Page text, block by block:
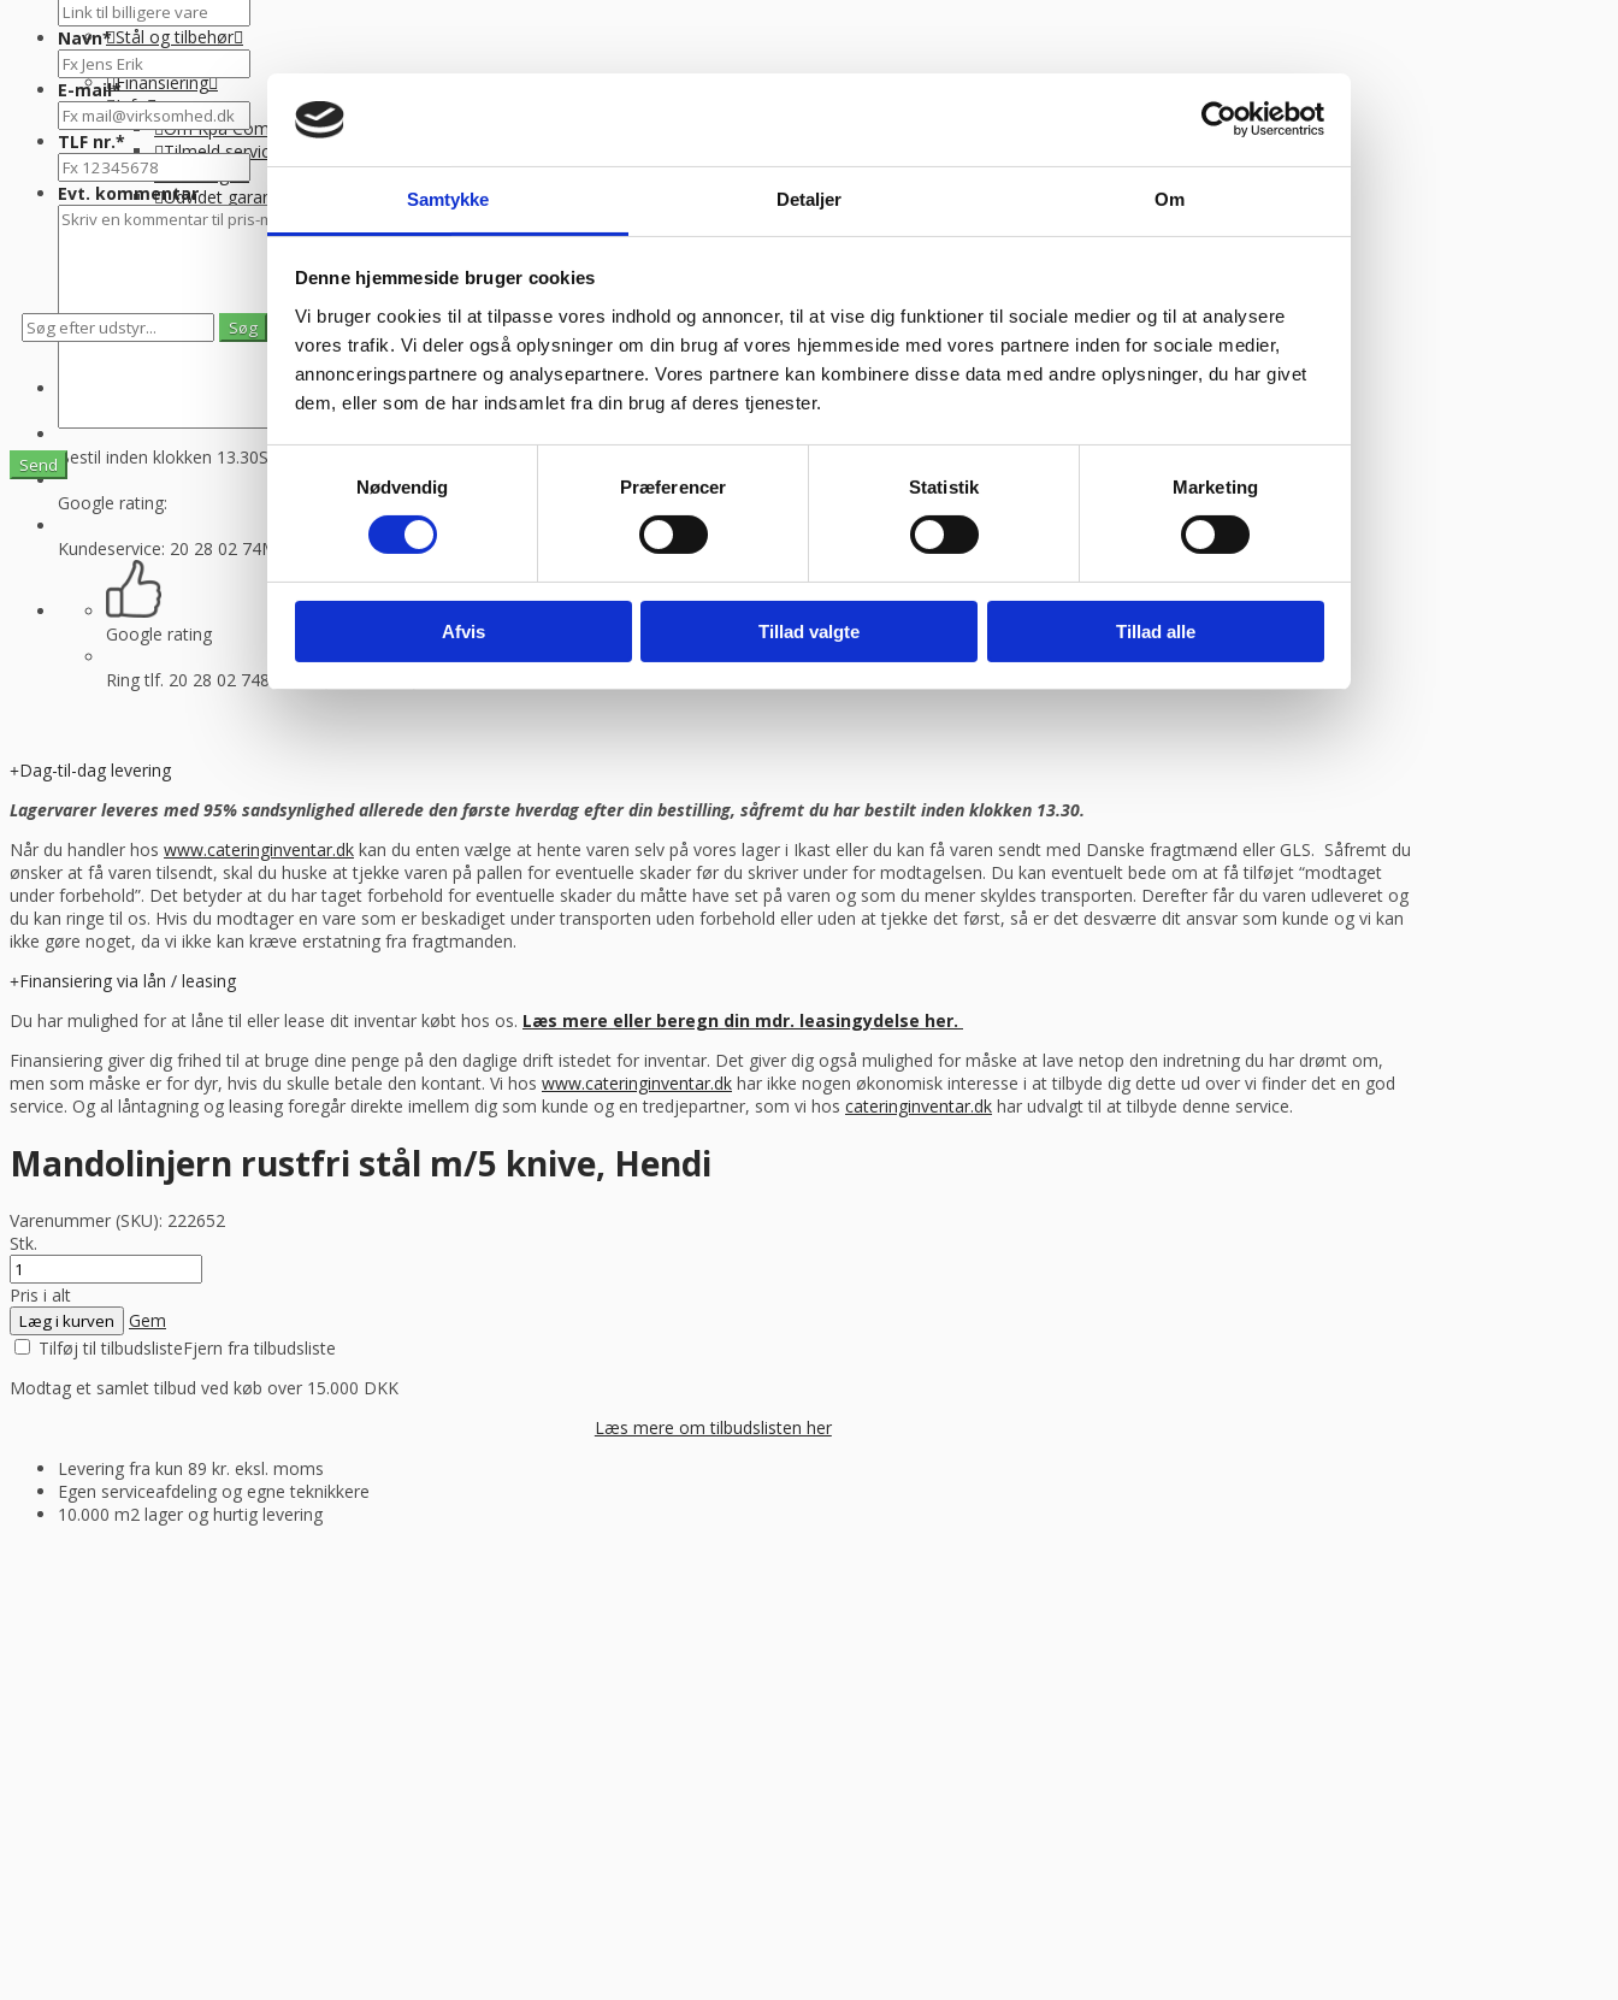
Samtykke Detaljer Om
Denne hjemmeside bruger cookies
Vi bruger cookies til at tilpasse vores indhold og annoncer, til at vise dig funktioner til sociale medier og til at analysere
vores trafik. Vi deler også oplysninger om din brug af vores hjemmeside med vores partnere inden for sociale medier,
annonceringspartnere og analysepartnere. Vores partnere kan kombinere disse data med andre oplysninger, du har givet
dem, eller som de har indsamlet fra din brug af deres tjenester.
Samtykkevalg
Nødvendig
Præferencer Statistik Marketing
Afvis Tillad valgte Tillad alle
Butiksinventar
Stål og tilbehør
Langtidsleje
Finansiering
Info
Om Kpa Company
Tilmeld service
Udvidet garanti
Levering
Se gemte varer
Se indkøbskurv
Vi sender med GLS og Danske fragtmænd
Bestil inden klokken 13.30Så sender vi lagervarer samme dag
Google rating:
Kundeservice: 20 28 02 74Man-torsdag 08:30 – 16.00, fredag 08:30 – 13.30
Google rating
Ring tlf. 20 28 02 748-16.30 (fre 8-13.30)
Navn*
E-mail*
TLF nr.*
Evt. kommentar
Dag-til-dag levering
Lagervarer leveres med 95% sandsynlighed allerede den første hverdag efter din bestilling, såfremt du har bestilt inden klokken 13.30.
Når du handler hos www.cateringinventar.dk kan du enten vælge at hente varen selv på vores lager i Ikast eller du kan få varen sendt med Danske fragtmænd eller GLS. Såfremt du
ønsker at få varen tilsendt, skal du huske at tjekke varen på pallen for eventuelle skader før du skriver under for modtagelsen. Du kan eventuelt bede om at få tilføjet “modtaget
under forbehold”. Det betyder at du har taget forbehold for eventuelle skader du måtte have set på varen og som du mener skyldes transporten. Derefter får du varen udleveret og
du kan ringe til os. Hvis du modtager en vare som er beskadiget under transporten uden forbehold eller uden at tjekke det først, så er det desværre dit ansvar som kunde og vi kan
ikke gøre noget, da vi ikke kan kræve erstatning fra fragtmanden.
Finansiering via lån / leasing
Du har mulighed for at låne til eller lease dit inventar købt hos os. Læs mere eller beregn din mdr. leasingydelse her.
Finansiering giver dig frihed til at bruge dine penge på den daglige drift istedet for inventar. Det giver dig også mulighed for måske at lave netop den indretning du har drømt om,
men som måske er for dyr, hvis du skulle betale den kontant. Vi hos www.cateringinventar.dk har ikke nogen økonomisk interesse i at tilbyde dig dette ud over vi finder det en god
service. Og al låntagning og leasing foregår direkte imellem dig som kunde og en tredjepartner, som vi hos cateringinventar.dk har udvalgt til at tilbyde denne service.
Mandolinjern rustfri stål m/5 knive, Hendi
Varenummer (SKU): 222652
Stk.
Pris i alt
Læg i kurven
Gem
Tilføj til tilbudslisteFjern fra tilbudsliste
Modtag et samlet tilbud ved køb over 15.000 DKK
Læs mere om tilbudslisten her
Levering fra kun 89 kr. eksl. moms
Egen serviceafdeling og egne teknikkere
10.000 m2 lager og hurtig levering